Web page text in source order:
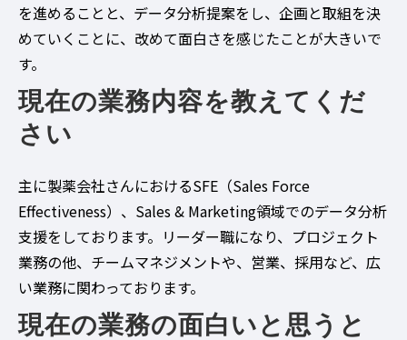
を進めることと、データ分析提案をし、企画と取組を決
めていくことに、改めて面白さを感じたことが大きいで
す。
現在の業務内容を教えてくだ
さい
主に製薬会社さんにおけるSFE（Sales Force
Effectiveness）、Sales & Marketing領域でのデータ分析
支援をしております。リーダー職になり、プロジェクト
業務の他、チームマネジメントや、営業、採用など、広
い業務に関わっております。
現在の業務の面白いと思うと